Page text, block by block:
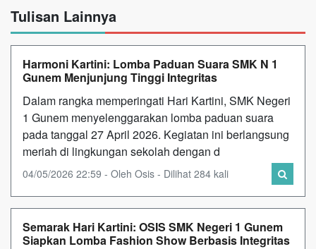
Tulisan Lainnya
Harmoni Kartini: Lomba Paduan Suara SMK N 1
Gunem Menjunjung Tinggi Integritas
Dalam rangka memperingati Hari Kartini, SMK Negeri
1 Gunem menyelenggarakan lomba paduan suara
pada tanggal 27 April 2026. Kegiatan ini berlangsung
meriah di lingkungan sekolah dengan d
04/05/2026 22:59 - Oleh Osis - Dilihat 284 kali
Semarak Hari Kartini: OSIS SMK Negeri 1 Gunem
Siapkan Lomba Fashion Show Berbasis Integritas